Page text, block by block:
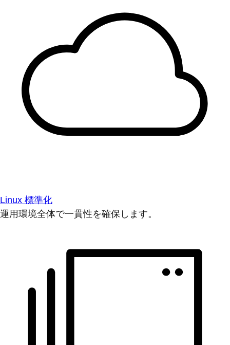
Linux 標準化
運用環境全体で一貫性を確保します。